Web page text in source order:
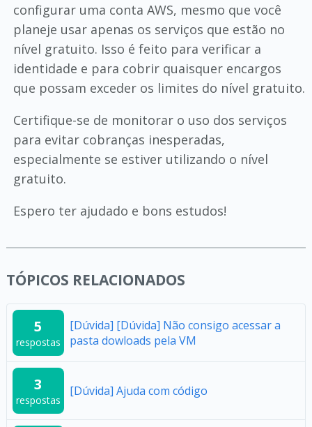
configurar uma conta AWS, mesmo que você
planeje usar apenas os serviços que estão no
nível gratuito. Isso é feito para verificar a
identidade e para cobrir quaisquer encargos
que possam exceder os limites do nível gratuito.
Certifique-se de monitorar o uso dos serviços
para evitar cobranças inesperadas,
especialmente se estiver utilizando o nível
gratuito.
Espero ter ajudado e bons estudos!
TÓPICOS RELACIONADOS
5
respostas
[Dúvida] [Dúvida] Não consigo acessar a
pasta dowloads pela VM
3
respostas
[Dúvida] Ajuda com código